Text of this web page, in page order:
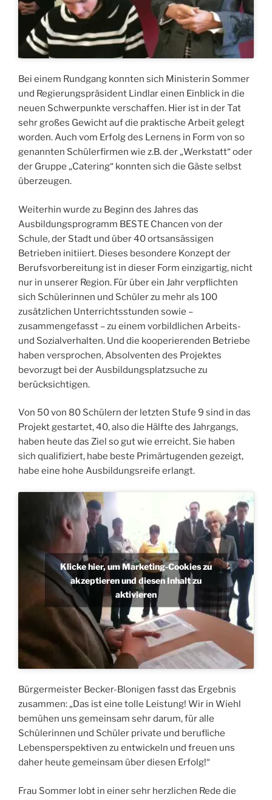
Bei einem Rundgang konnten sich Ministerin Sommer
und Regierungspräsident Lindlar einen Einblick in die
neuen Schwerpunkte verschaffen. Hier ist in der Tat
sehr großes Gewicht auf die praktische Arbeit gelegt
worden. Auch vom Erfolg des Lernens in Form von so
genannten Schülerfirmen wie z.B. der „Werkstatt“ oder
der Gruppe „Catering“ konnten sich die Gäste selbst
überzeugen.
Weiterhin wurde zu Beginn des Jahres das
Ausbildungsprogramm BESTE Chancen von der
Schule, der Stadt und über 40 ortsansässigen
Betrieben initiiert. Dieses besondere Konzept der
Berufsvorbereitung ist in dieser Form einzigartig, nicht
nur in unserer Region. Für über ein Jahr verpflichten
sich Schülerinnen und Schüler zu mehr als 100
zusätzlichen Unterrichtsstunden sowie –
zusammengefasst – zu einem vorbildlichen Arbeits-
und Sozialverhalten. Und die kooperierenden Betriebe
haben versprochen, Absolventen des Projektes
bevorzugt bei der Ausbildungsplatzsuche zu
berücksichtigen.
Von 50 von 80 Schülern der letzten Stufe 9 sind in das
Projekt gestartet, 40, also die Hälfte des Jahrgangs,
haben heute das Ziel so gut wie erreicht. Sie haben
sich qualifiziert, habe beste Primärtugenden gezeigt,
habe eine hohe Ausbildungsreife erlangt.
Klicke hier, um Marketing-Cookies zu
akzeptieren und diesen Inhalt zu
aktivieren
Bürgermeister Becker-Blonigen fasst das Ergebnis
zusammen: „Das ist eine tolle Leistung! Wir in Wiehl
bemühen uns gemeinsam sehr darum, für alle
Schülerinnen und Schüler private und berufliche
Lebensperspektiven zu entwickeln und freuen uns
daher heute gemeinsam über diesen Erfolg!“
Frau Sommer lobt in einer sehr herzlichen Rede die